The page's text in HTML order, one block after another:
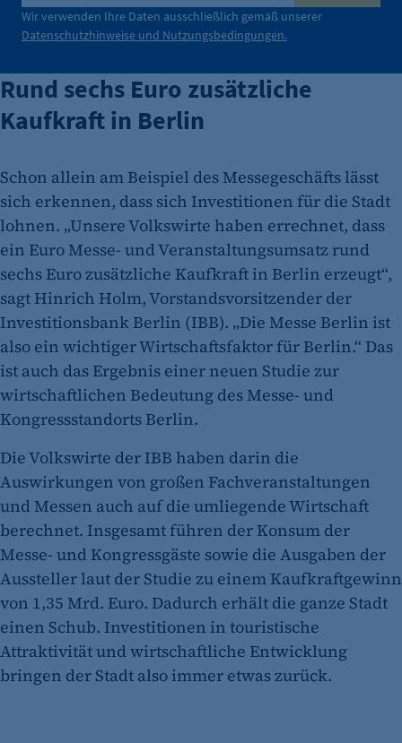
Wir verwenden Ihre Daten ausschließlich gemäß unserer
Datenschutzhinweise und Nutzungsbedingungen.
Rund sechs Euro zusätzliche
Kaufkraft in Berlin
Schon allein am Beispiel des Messegeschäfts lässt
sich erkennen, dass sich Investitionen für die Stadt
lohnen. „Unsere Volkswirte haben errechnet, dass
ein Euro Messe- und Veranstaltungsumsatz rund
sechs Euro zusätzliche Kaufkraft in Berlin erzeugt“,
sagt Hinrich Holm, Vorstandsvorsitzender der
Investitionsbank Berlin (IBB). „Die Messe Berlin ist
also ein wichtiger Wirtschaftsfaktor für Berlin.“ Das
ist auch das Ergebnis einer neuen Studie zur
wirtschaftlichen Bedeutung des Messe- und
Kongressstandorts Berlin.
Die Volkswirte der IBB haben darin die
Auswirkungen von großen Fachveranstaltungen
und Messen auch auf die umliegende Wirtschaft
berechnet. Insgesamt führen der Konsum der
Messe- und Kongressgäste sowie die Ausgaben der
Aussteller laut der Studie zu einem Kaufkraftgewinn
von 1,35 Mrd. Euro. Dadurch erhält die ganze Stadt
einen Schub. Investitionen in touristische
Attraktivität und wirtschaftliche Entwicklung
bringen der Stadt also immer etwas zurück.